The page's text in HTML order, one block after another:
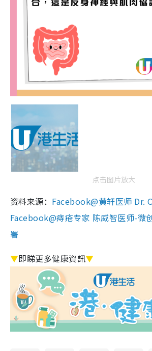
点击图片放大
资料来源： Facebook@黄轩医师 Dr.
Facebook@痔疮专家 陈威智医师-微
署
▼即睇更多健康資訊▼